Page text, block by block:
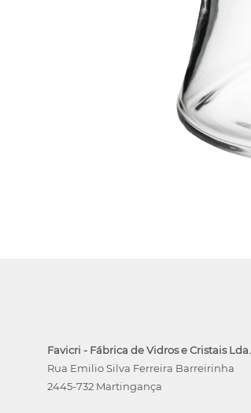
Favicri - Fábrica de Vidros e Cristais Lda.
Rua Emilio Silva Ferreira Barreirinha
2445-732 Martingança